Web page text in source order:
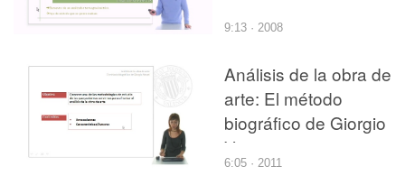
9:13 · 2008
Análisis de la obra de
arte: El método
biográfico de Giorgio
Vasari
6:05 · 2011